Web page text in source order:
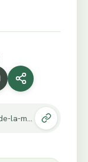
https://renuevo.com/hoy-mas-alla-de-la-muerte-tendre-vida.html